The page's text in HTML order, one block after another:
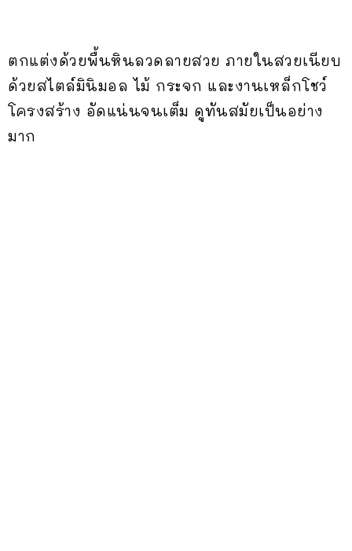
ตกแต่งด้วยพื้นหินลวดลายสวย ภายในสวยเนียบ
ด้วยสไตล์มินิมอล ไม้ กระจก และงานเหล็กโชว์
โครงสร้าง อัดแน่นจนเต็ม ดูทันสมัยเป็นอย่าง
มาก